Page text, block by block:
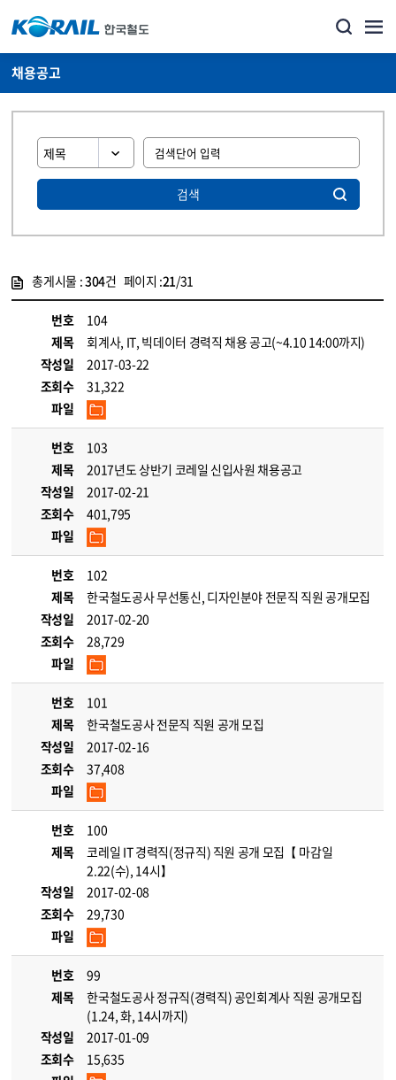
채용공고
검색
총게시물 :304건 페이지 :21/31
번호
104
제목
회계사, IT, 빅데이터 경력직 채용 공고(~4.10 14:00까지)
작성일
2017-03-22
조회수
31,322
파일
번호
103
제목
2017년도 상반기 코레일 신입사원 채용공고
작성일
2017-02-21
조회수
401,795
파일
번호
102
제목
한국철도공사 무선통신, 디자인분야 전문직 직원 공개모집
작성일
2017-02-20
조회수
28,729
파일
번호
101
제목
한국철도공사 전문직 직원 공개 모집
작성일
2017-02-16
조회수
37,408
파일
번호
100
제목
코레일 IT 경력직(정규직) 직원 공개 모집【 마감일
2.22(수), 14시】
작성일
2017-02-08
조회수
29,730
파일
번호
99
제목
한국철도공사 정규직(경력직) 공인회계사 직원 공개모집
(1.24, 화, 14시까지)
작성일
2017-01-09
조회수
15,635